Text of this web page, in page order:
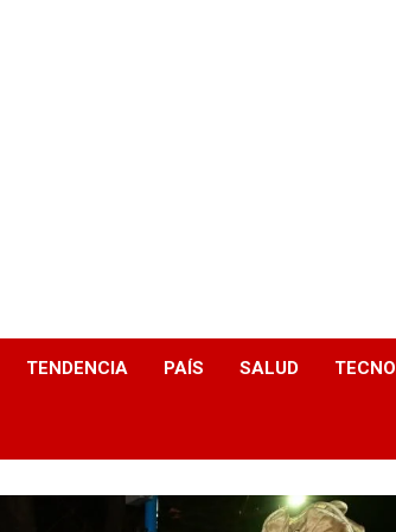
TENDENCIA PAÍS SALUD TECNO